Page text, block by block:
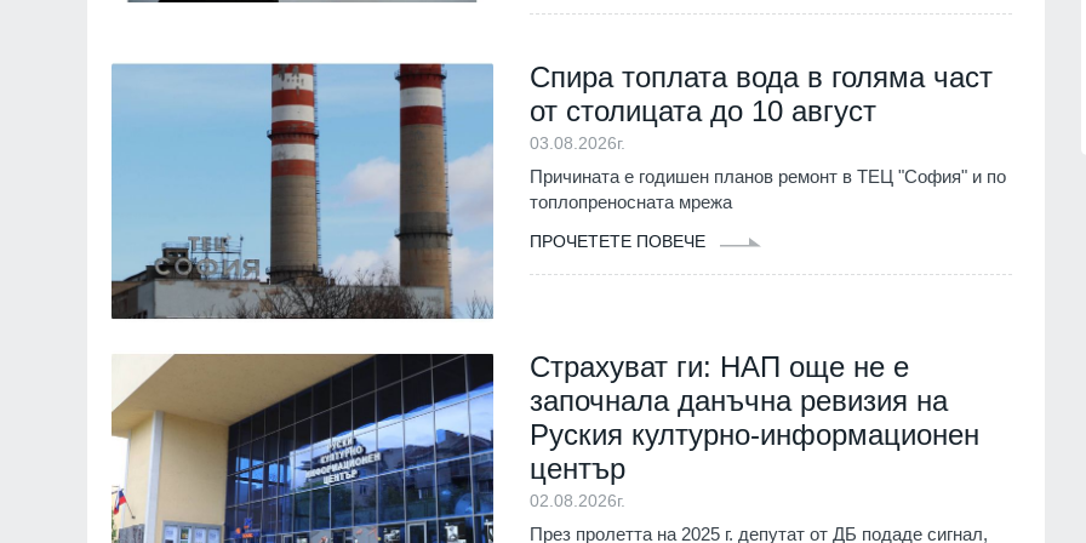
Спира топлата вода в голяма част
от столицата до 10 август
03.08.2026г.
Причината е годишен планов ремонт в ТЕЦ "София" и по
топлопреносната мрежа
ПРОЧЕТЕТЕ ПОВЕЧЕ
Страхуват ги: НАП още не е
започнала данъчна ревизия на
Руския културно-информационен
център
02.08.2026г.
През пролетта на 2025 г. депутат от ДБ подаде сигнал,
Русе 03.08.2026г.